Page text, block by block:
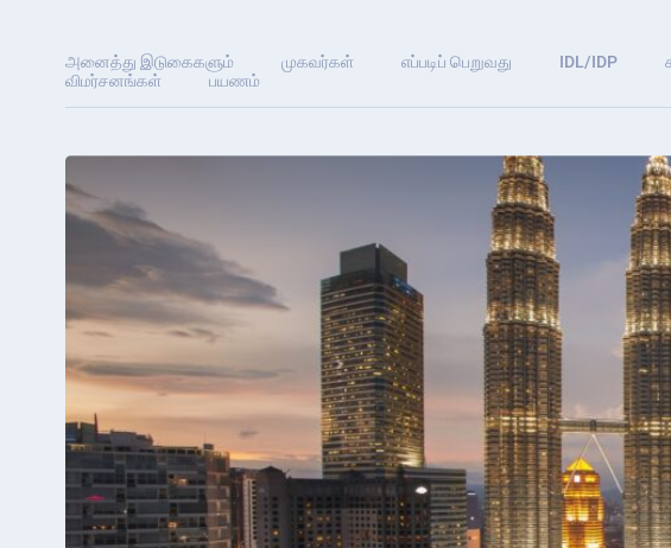
அனைத்து இடுகைகளும் முகவர்கள் எப்படிப் பெறுவது IDL/IDP
விமர்சனங்கள்
பயணம்